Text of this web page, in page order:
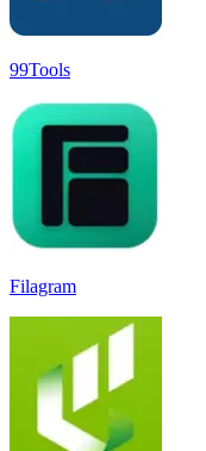
99Tools
Filagram